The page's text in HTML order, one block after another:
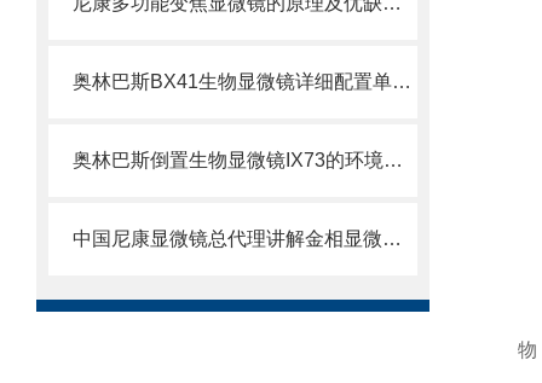
奥林巴斯BX41生物显微镜详细配置单奥林巴斯显微镜BX41
奥林巴斯倒置生物显微镜IX73的环境控制与物镜维护技巧
中国尼康显微镜总代理讲解金相显微镜的保养与正确的使用方法